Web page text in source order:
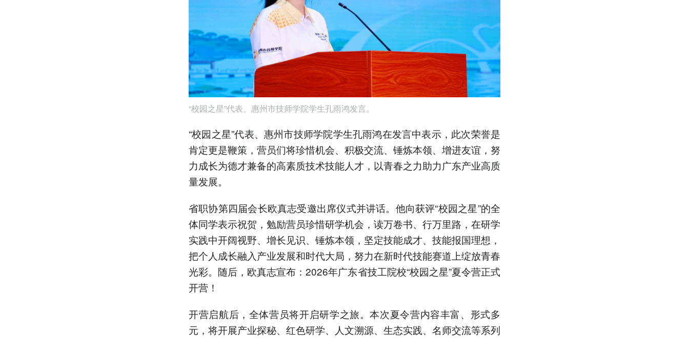
“校园之星”代表、惠州市技师学院学生孔雨鸿发言。
“校园之星”代表、惠州市技师学院学生孔雨鸿在发言中表示，此次荣誉是
肯定更是鞭策，营员们将珍惜机会、积极交流、锤炼本领、增进友谊，努
力成长为德才兼备的高素质技术技能人才，以青春之力助力广东产业高质
量发展。
省职协第四届会长欧真志受邀出席仪式并讲话。他向获评“校园之星”的全
体同学表示祝贺，勉励营员珍惜研学机会，读万卷书、行万里路，在研学
实践中开阔视野、增长见识、锤炼本领，坚定技能成才、技能报国理想，
把个人成长融入产业发展和时代大局，努力在新时代技能赛道上绽放青春
光彩。随后，欧真志宣布：2026年广东省技工院校“校园之星”夏令营正式
开营！
开营启航后，全体营员将开启研学之旅。本次夏令营内容丰富、形式多
元，将开展产业探秘、红色研学、人文溯源、生态实践、名师交流等系列